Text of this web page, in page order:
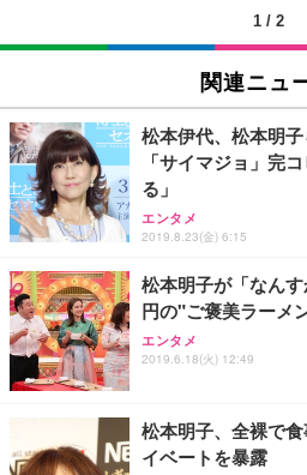
SIHOO B100 オフィス
ュチェア 人間工学 疲れ
￥27,999
Sezlife オフィスチェア
ワーク チェア 強化バ
能 人間工学 椅子 腰サ
レスト 3Dヘッドレスト
務用 おしゃれ パソコ
Sezlife オフィスチェア
ワーク チェア 強化バッ
能 人間工学 椅子 腰サ
務用 おしゃれ パソコ
ANDWINT オフィスチ
EIZO ビジネス向けプ
【純正品】27"ゲーミ
フック付き（CFI-ZDM1J
￥49,979
【整備済み品】Dell
ー フルHD（
ort/VGA スピーカー内
【MiniLED/24.5inch/
Amazonベーシック ペ
x2袋(84枚) ホワイト(吸
￥3,234
ネオ・ルーライフ ネオ
り 単品
￥1,800
Smart Basic(スマート
限定】 Smart Basic ア
超厚型 お徳用 ワイド
1 / 2
関連ニュ
松本伊代、松本明
「サイマジョ」完
る」
エンタメ
2019.8.23(金) 6:15
松本明子が「なん
円の"ご褒美ラーメ
エンタメ
2019.6.18(火) 12:49
松本明子、全裸で
イベートを暴露